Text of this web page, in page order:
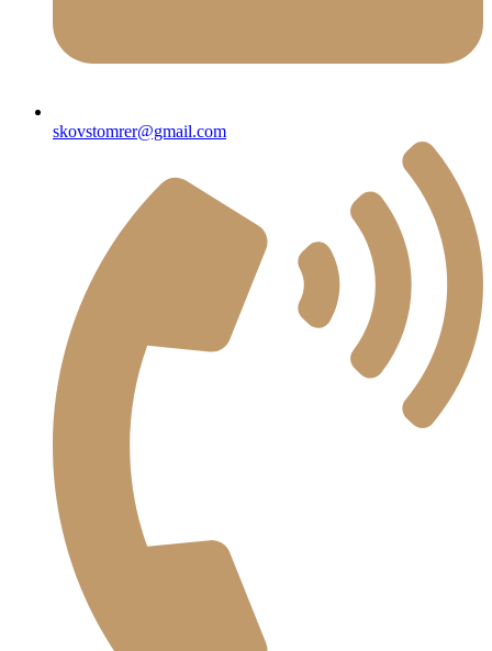
skovstomrer@gmail.com